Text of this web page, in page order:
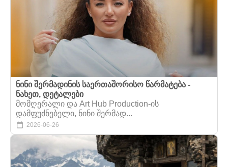
ნინი შერმადინის საერთაშორისო წარმატება -
ნახეთ, დეტალები
მომღერალი და Art Hub Production-ის
დამფუძნებელი, ნინი შერმად...
2026-06-26